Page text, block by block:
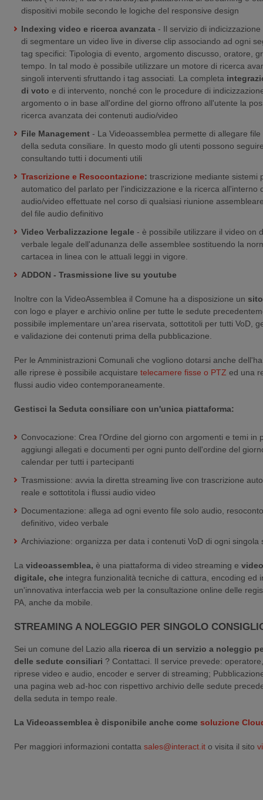
dispositivi mobile secondo le logiche del responsive design
Indexing video e ricerca avanzata - Il servizio di
di segmentare un video live in diverse clip associando ad ogni
tag specifici: Tipologia di evento, argomento discusso, oratore,
tempo. In tal modo è possibile utilizzare un motore di ricerca
singoli interventi sfruttando i tag associati. La completa
di voto e di intervento, nonché con le procedure di
argomento o in base all'ordine del giorno offrono all'utente la
ricerca avanzata dei contenuti audio/video
File Management - La Videoassemblea permette di allegare
della seduta consiliare. In questo modo gli utenti possono
consultando tutti i documenti utili
Trascrizione e Resocontazione: trascrizione mediante sistemi
automatico del parlato per l'indicizzazione e la ricerca all'interno
audio/video effettuate nel corso di qualsiasi riunione
del file audio definitivo
Video Verbalizzazione legale - è possibile utilizzare il video on
verbale legale dell'adunanza delle assemblee sostituendo la
cartacea in linea con le attuali leggi in vigore.
ADDON - Trasmissione live su youtube
Inoltre con la VideoAssemblea il Comune ha a disposizione un
con logo e player e archivio online per tutte le sedute
possibile implementare un'area riservata, sottotitoli per tutti VoD,
e validazione dei contenuti prima della pubblicazione.
Per le Amministrazioni Comunali che vogliono dotarsi anche
alle riprese è possibile acquistare telecamere fisse o PTZ ed una
flussi audio video contemporaneamente.
Gestisci la Seduta consiliare con un'unica piattaforma:
Convocazione: Crea l'Ordine del giorno con argomenti e temi in
aggiungi allegati e documenti per ogni punto dell'ordine del
calendar per tutti i partecipanti
Trasmissione: avvia la diretta streaming live con trascrizione
reale e sottotitola i flussi audio video
Documentazione: allega ad ogni evento file solo audio,
definitivo, video verbale
Archiviazione: organizza per data i contenuti VoD di ogni singola
La videoassemblea, è una piattaforma di video streaming e
digitale, che integra funzionalità tecniche di cattura, encoding ed
un'innovativa interfaccia web per la consultazione online delle
PA, anche da mobile.
STREAMING A NOLEGGIO PER SINGOLO
Sei un comune del Lazio alla ricerca di un servizio a noleggio
delle sedute consiliari ? Contattaci. Il service prevede:
riprese video e audio, encoder e server di streaming;
una pagina web ad-hoc con rispettivo archivio delle sedute
della seduta in tempo reale.
La Videoassemblea è disponibile anche come soluzione
Per maggiori informazioni contatta sales@interact.it o visita il sito